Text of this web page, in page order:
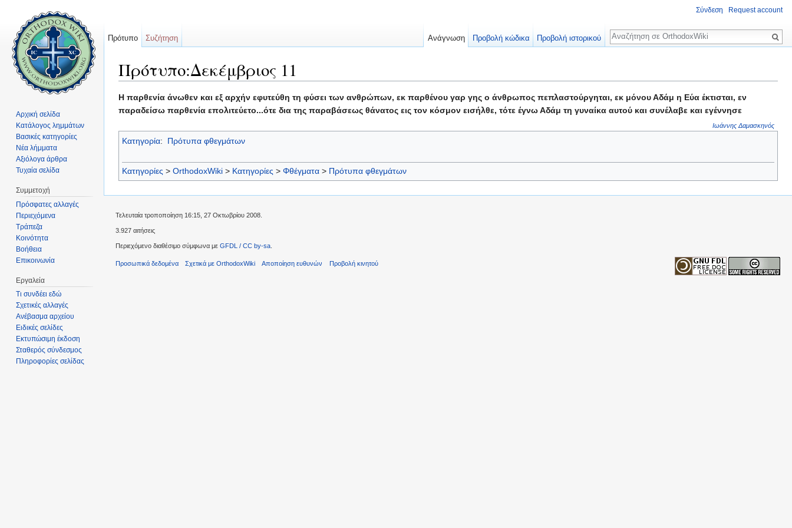
Πρότυπο:Δεκέμβριος 11
Η παρθενία άνωθεν και εξ αρχήν εφυτεύθη τη φύσει των ανθρώπων, εκ παρθένου γαρ γης ο άνθρωπος πεπλαστούργηται, εκ μόνου Αδάμ η Εύα έκτισται, εν
παραδείσω παρθενία επολιτεύετο...ότε δια της παραβάσεως θάνατος εις τον κόσμον εισήλθε, τότε έγνω Αδάμ τη γυναίκα αυτού και συνέλαβε και εγέννησε
Ιωάννης Δαμασκηνός
Κατηγορία: Πρότυπα φθεγμάτων
Κατηγορίες > OrthodoxWiki > Κατηγορίες > Φθέγματα > Πρότυπα φθεγμάτων
Σύνδεση Request account
Πρότυπο Συζήτηση Ανάγνωση Προβολή κώδικα Προβολή ιστορικού
Αναζήτηση
Αρχική σελίδα
Κατάλογος λημμάτων
Βασικές κατηγορίες
Νέα λήμματα
Αξιόλογα άρθρα
Τυχαία σελίδα
Συμμετοχή
Πρόσφατες αλλαγές
Περιεχόμενα
Τράπεζα
Κοινότητα
Βοήθεια
Επικοινωνία
Εργαλεία
Τι συνδέει εδώ
Σχετικές αλλαγές
Ανέβασμα αρχείου
Ειδικές σελίδες
Εκτυπώσιμη έκδοση
Σταθερός σύνδεσμος
Πληροφορίες σελίδας
Τελευταία τροποποίηση 16:15, 27 Οκτωβρίου 2008.
3.927 αιτήσεις
Περιεχόμενο διαθέσιμο σύμφωνα με GFDL / CC by-sa
Προσωπικά δεδομένα Σχετικά με OrthodoxWiki Αποποίηση ευθυνών Προβολή κινητού